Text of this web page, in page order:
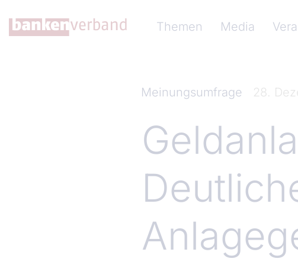
Themen
Media
Meinungsumfrage 28.